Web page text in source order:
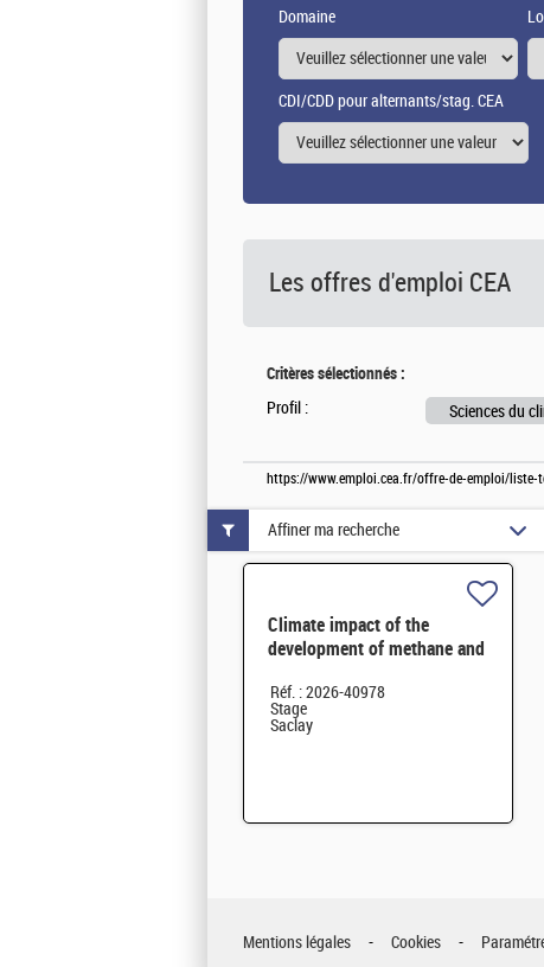
Domaine
CDI/CDD pour alternants/stag. CEA
Les offres d'emploi CEA
Critères sélectionnés :
Profil : Sciences du
https://www.emploi.cea.fr/offre-de-emploi/liste-
Climate impact of the
development of methane and
2050 H/F
Réf. : 2026-40978
Stage
Saclay
Affiner ma recherche
Mentions légales Cookies